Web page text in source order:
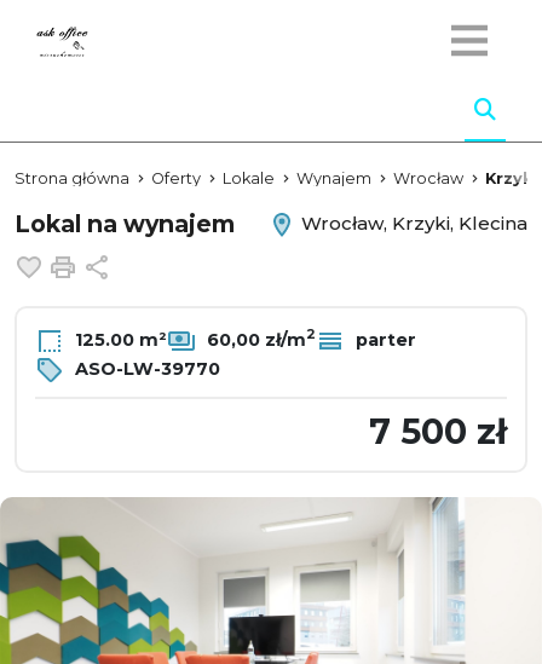
Strona główna Oferty Lokale Wynajem Wrocław Krzyki
Lokal na wynajem
Wrocław, Krzyki, Klecina
Dodaj do ulubionych
Drukuj
125.00 m² 60,00 zł/m2
parter
ASO-LW-39770
7 500 zł